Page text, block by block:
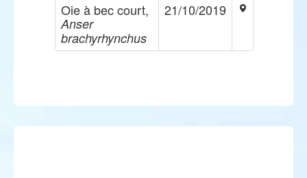
Oie à bec court,
Anser
brachyrhynchus
21/10/2019